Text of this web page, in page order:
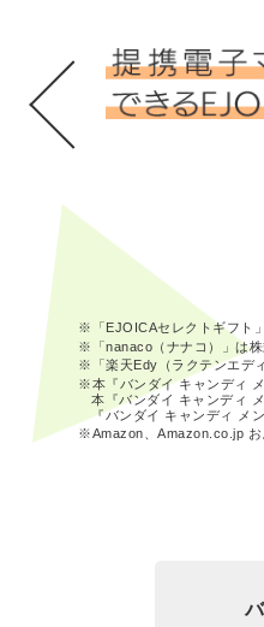
※「EJOICAセレクトギフト
※「nanaco（ナナコ）」は
※「楽天Edy（ラクテンエデ
※本『バンダイ キャンディ
本『バンダイ キャンディ
『バンダイ キャンディ メ
※Amazon、Amazon.co.jp お